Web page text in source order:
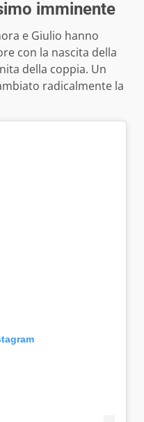
imminente
e Giulio hanno
con la nascita della
della coppia. Un
radicalmente la